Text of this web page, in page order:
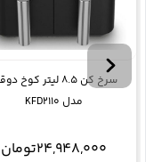
سرخ کن 8.5 لیتر کوخ
مدل KFD2110
24,948,000تومان